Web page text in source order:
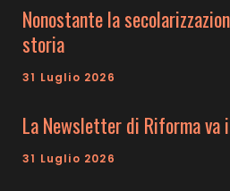
Nonostante la
storia
31 Luglio 2026
La Newsletter di Riforma va
31 Luglio 2026